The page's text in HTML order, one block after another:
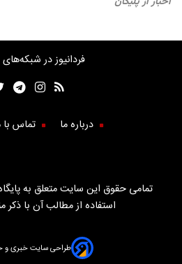
فردانیوز در
درباره ما تماس با
تمامی حقوق این سایت متعلق به
استفاده از مطالب آن با ذکر
طراحی سایت خبری و